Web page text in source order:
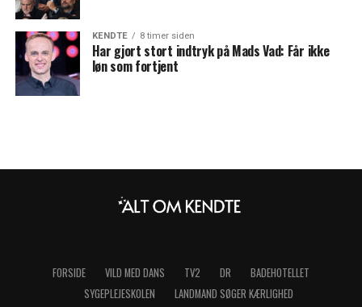
KENDTE 8 timer siden
Har gjort stort indtryk på Mads Vad: Får ikke
løn som fortjent
FORSIDE VILD MED DANS TV2 DR
BADEHOTELLET
SYGEPLEJESKOLEN
LANDMAND SØGER KÆRLIGHED